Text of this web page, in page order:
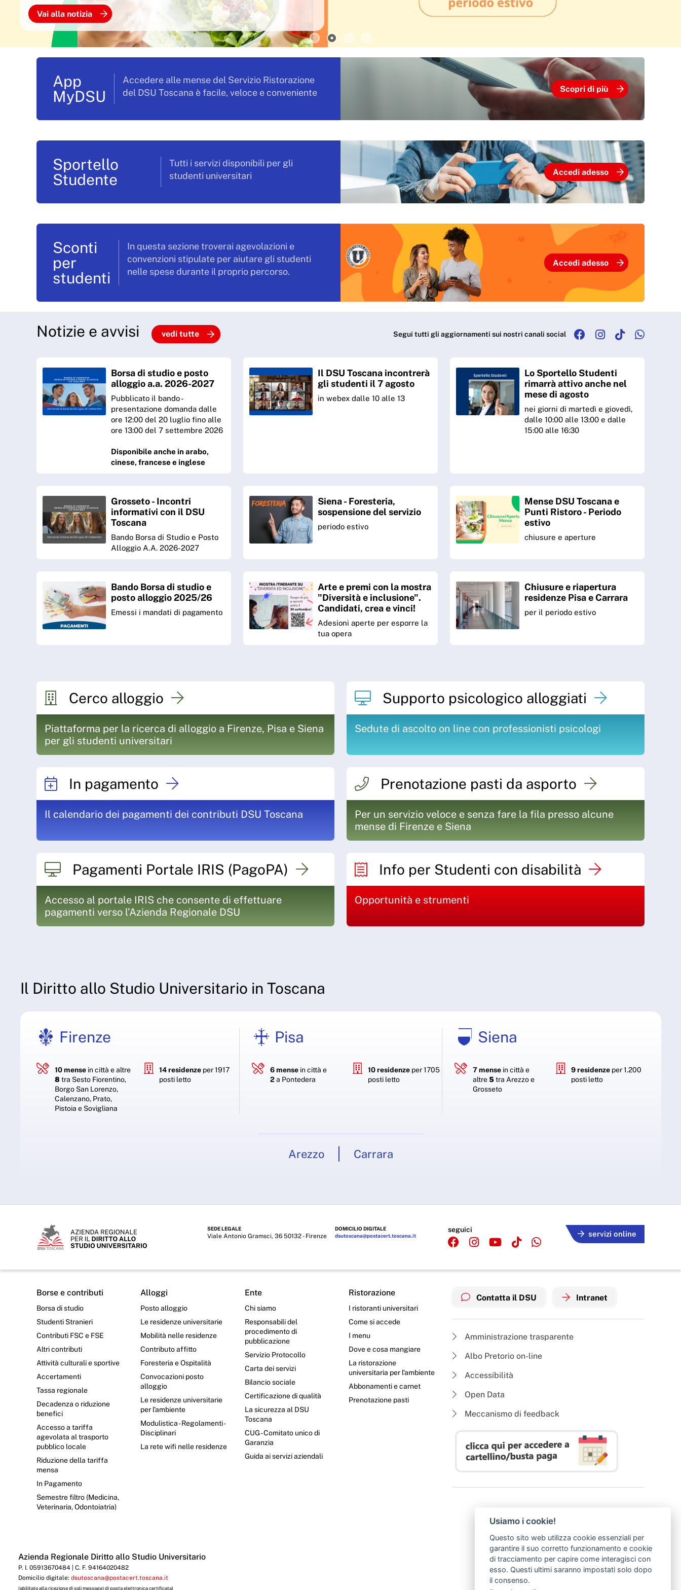
Vai alla notizia
App
MyDSU
Accedere alle mense del Servizio Ristorazione
del DSU Toscana è facile, veloce e conveniente
Scopri di più
Sportello
Studente
Tutti i servizi disponibili per gli
studenti universitari
Accedi adesso
Sconti
per
studenti
In questa sezione troverai agevolazioni e
convenzioni stipulate per aiutare gli studenti
nelle spese durante il proprio percorso.
Accedi adesso
Notizie e avvisi vedi tutte Segui tutti gli aggiornamenti sui nostri canali social
Borsa di studio e posto
alloggio a.a. 2026-2027
Pubblicato il bando -
presentazione domanda dalle
ore 12:00 del 20 luglio fino alle
ore 13:00 del 7 settembre 2026
Disponibile anche in arabo,
cinese, francese e inglese
Il DSU Toscana incontrerà
gli studenti il 7 agosto
in webex dalle 10 alle 13
Lo Sportello Studenti
rimarrà attivo anche nel
mese di agosto
nei giorni di martedì e giovedì,
dalle 10:00 alle 13:00 e dalle
15:00 alle 16:30
Grosseto - Incontri
informativi con il DSU
Toscana
Bando Borsa di Studio e Posto
Alloggio A.A. 2026-2027
Siena - Foresteria,
sospensione del servizio
periodo estivo
Mense DSU Toscana e
Punti Ristoro - Periodo
estivo
chiusure e aperture
Bando Borsa di studio e
posto alloggio 2025/26
Emessi i mandati di pagamento
Arte e premi con la mostra
"Diversità e inclusione".
Candidati, crea e vinci!
Adesioni aperte per esporre la
tua opera
Chiusure e riapertura
residenze Pisa e Carrara
per il periodo estivo
Cerco alloggio
Piattaforma per la ricerca di alloggio a Firenze, Pisa e Siena
per gli studenti universitari
Supporto psicologico alloggiati
Sedute di ascolto on line con professionisti psicologi
In pagamento
Il calendario dei pagamenti dei contributi DSU Toscana
Prenotazione pasti da asporto
Per un servizio veloce e senza fare la fila presso alcune
mense di Firenze e Siena
Pagamenti Portale IRIS (PagoPA)
Accesso al portale IRIS che consente di effettuare
pagamenti verso l’Azienda Regionale DSU
Info per Studenti con disabilità
Opportunità e strumenti
Il Diritto allo Studio Universitario in Toscana
Firenze
10 mensein città e altre
8 tra Sesto Fiorentino,
Borgo San Lorenzo,
Calenzano, Prato,
Pistoia e Sovigliana
14 residenze per 1917
posti letto
Pisa
6 mense in città e
2a Pontedera
10 residenze per 1705
posti letto
Siena
7 mense in città e
altre5tra Arezzo e
Grosseto
9 residenze per 1.200
posti letto
Arezzo Carrara
SEDE LEGALE
Viale Antonio Gramsci, 36 50132 - Firenze
DOMICILIO DIGITALE
dsutoscana@postacert.toscana.it
seguici
servizi online
Borse e contributi
Borsa di studio
Studenti Stranieri
Contributi FSC e FSE
Altri contributi
Attività culturali e sportive
Accertamenti
Tassa regionale
Decadenza o riduzione
benefici
Accesso a tariffa
agevolata al trasporto
pubblico locale
Riduzione della tariffa
mensa
In Pagamento
Semestre filtro (Medicina,
Veterinaria, Odontoiatria)
Alloggi
Posto alloggio
Le residenze universitarie
Mobilità nelle residenze
Contributo affitto
Foresteria e Ospitalità
Convocazioni posto
alloggio
Le residenze universitarie
per l’ambiente
Modulistica - Regolamenti -
Disciplinari
La rete wifi nelle residenze
Ente
Chi siamo
Responsabili del
procedimento di
pubblicazione
Servizio Protocollo
Carta dei servizi
Bilancio sociale
Certificazione di qualità
La sicurezza al DSU
Toscana
CUG - Comitato unico di
Garanzia
Guida ai servizi aziendali
Ristorazione
I ristoranti universitari
Come si accede
I menu
Dove e cosa mangiare
La ristorazione
universitaria per l’ambiente
Abbonamenti e carnet
Prenotazione pasti
Contatta il DSU Intranet
Amministrazione trasparente
Albo Pretorio on-line
Accessibilità
Open Data
Meccanismo di feedback
Azienda Regionale Diritto allo Studio Universitario
P. I. 05913670484 | C. F. 94164020482
Domicilio digitale: dsutoscana@postacert.toscana.it
(abilitato alla ricezione di soli messaggi di posta elettronica certificata)
Usiamo i cookie!
Questo sito web utilizza cookie essenziali per
garantire il suo corretto funzionamento e cookie
di tracciamento per capire come interagisci con
esso. Questi ultimi saranno impostati solo dopo
il consenso.